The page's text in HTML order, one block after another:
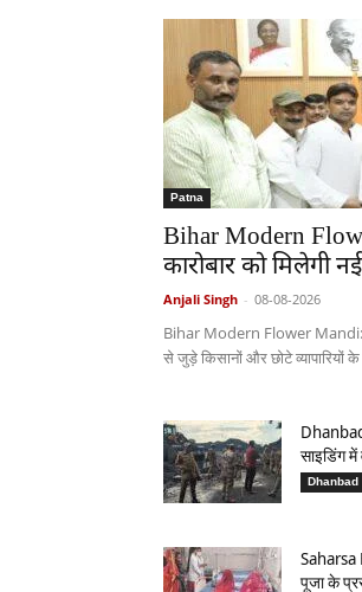
Patna
Bihar Modern
कारोबार को मिलेगी
Anjali Singh - 08-08-2026
Bihar Modern Flower Mandi:
से जुड़े किसानों और छोटे व्यापारियों
साइडिंग
Dhanbad
पूजा के